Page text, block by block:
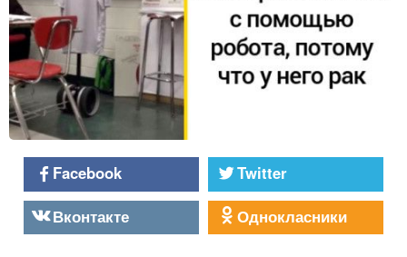
Facebook
Twitter
Вконтакте
Однокласники